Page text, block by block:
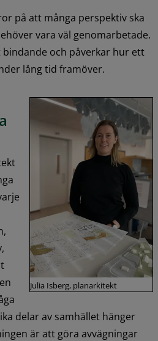
på att många perspektiv ska
vara väl genomarbetade.
och påverkar hur ett
lång tid framöver.
Julia Isberg, planarkitekt
delar av samhället hänger
är att göra avvägningar